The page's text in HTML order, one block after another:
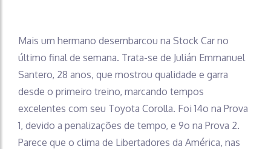
Mais um hermano desembarcou na Stock Car no
último final de semana. Trata-se de Julián Emmanuel
Santero, 28 anos, que mostrou qualidade e garra
desde o primeiro treino, marcando tempos
excelentes com seu Toyota Corolla. Foi 14o na Prova
1, devido a penalizações de tempo, e 9o na Prova 2.
Parece que o clima de Libertadores da América, nas